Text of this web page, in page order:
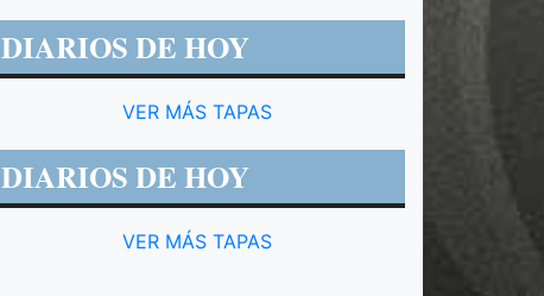
DIARIOS DE HOY
VER MÁS TAPAS
DIARIOS DE HOY
VER MÁS TAPAS